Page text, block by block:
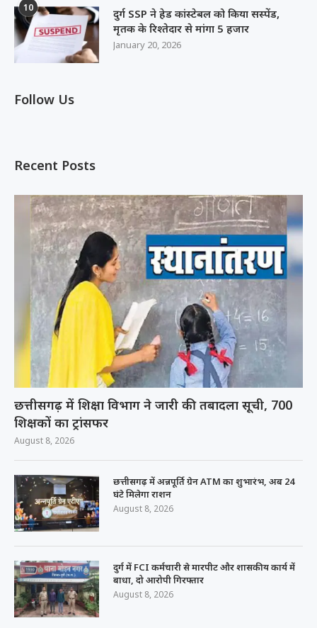
10
दुर्ग SSP ने हेड कांस्टेबल को किया सस्पेंड,
मृतक के रिश्तेदार से मांगा 5 हजार
January 20, 2026
Follow Us
Recent Posts
छत्तीसगढ़ में शिक्षा विभाग ने जारी की तबादला सूची, 700
शिक्षकों का ट्रांसफर
August 8, 2026
छत्तीसगढ़ में अन्नपूर्ति ग्रेन ATM का शुभारंभ, अब 24
घंटे मिलेगा राशन
August 8, 2026
दुर्ग में FCI कर्मचारी से मारपीट और शासकीय कार्य में
बाधा, दो आरोपी गिरफ्तार
August 8, 2026